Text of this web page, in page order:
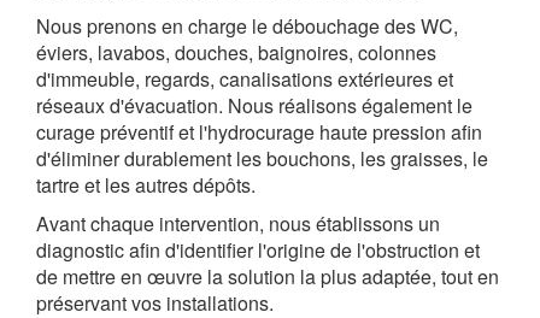
Nous prenons en charge le débouchage des WC,
éviers, lavabos, douches, baignoires, colonnes
d'immeuble, regards, canalisations extérieures et
réseaux d'évacuation. Nous réalisons également le
curage préventif et l'hydrocurage haute pression afin
d'éliminer durablement les bouchons, les graisses, le
tartre et les autres dépôts.
Avant chaque intervention, nous établissons un
diagnostic afin d'identifier l'origine de l'obstruction et
de mettre en œuvre la solution la plus adaptée, tout en
préservant vos installations.